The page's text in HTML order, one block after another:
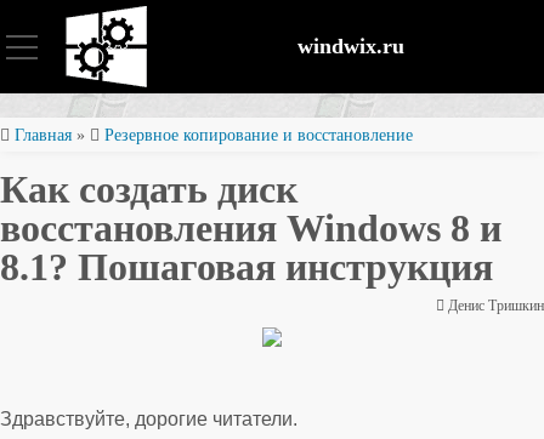
windwix.ru
Установка и настройка
Оптимизация ОС
Восстановление файлов
Главная » Резервное копирование и восстановление
Как создать диск
восстановления Windows 8 и
8.1? Пошаговая инструкция
Денис Тришкин
Здравствуйте, дорогие читатели.